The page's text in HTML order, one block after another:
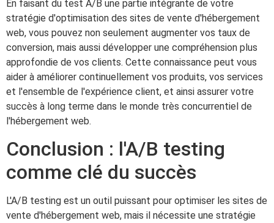
En faisant du test A/B une partie intégrante de votre
stratégie d'optimisation des sites de vente d'hébergement
web, vous pouvez non seulement augmenter vos taux de
conversion, mais aussi développer une compréhension plus
approfondie de vos clients. Cette connaissance peut vous
aider à améliorer continuellement vos produits, vos services
et l'ensemble de l'expérience client, et ainsi assurer votre
succès à long terme dans le monde très concurrentiel de
l'hébergement web.
Conclusion : l'A/B testing
comme clé du succès
L'A/B testing est un outil puissant pour optimiser les sites de
vente d'hébergement web, mais il nécessite une stratégie